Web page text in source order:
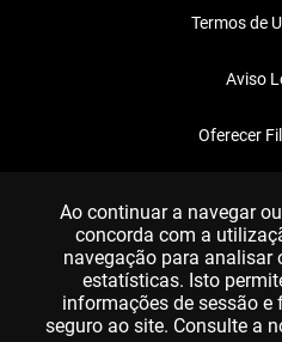
Termos de
Aviso
Oferecer
Ao continuar a navegar
concorda com a
navegação para analisar
estatísticas. Isto
informações de sessão e
seguro ao site. Consulte a